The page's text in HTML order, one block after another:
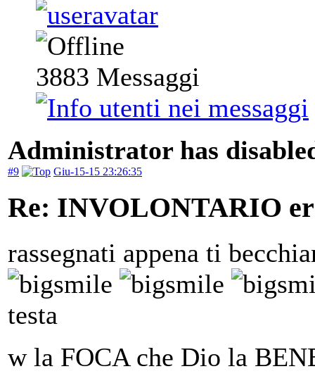
3883 Messaggi
Administrator has
#9 Giu-15-15 23:26:35
Re: INVOLONTARIO
rassegnati appena ti
testa
w la FOCA che Dio la